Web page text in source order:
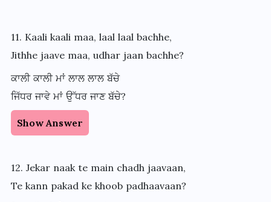
11. Kaali kaali maa, laal laal bachhe,
Jithhe jaave maa, udhar jaan bachhe?
ਕਾਲੀ ਕਾਲੀ ਮਾਂ ਲਾਲ ਲਾਲ ਬੱਚੇ
ਜਿੱਧਰ ਜਾਵੇ ਮਾਂ ਉੱਧਰ ਜਾਣ ਬੱਚੇ?
Show Answer
12. Jekar naak te main chadh jaavaan,
Te kann pakad ke khoob padhaavaan?